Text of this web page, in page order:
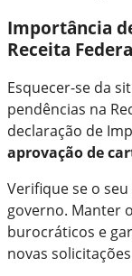
Importância
Receita
Esquecer-se da
pendências na
declaração de
aprovação de
Verifique se o
governo. Manter
burocráticos e
novas